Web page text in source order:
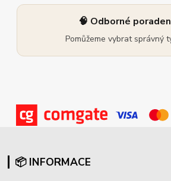
🧠 Odborné
Pomůžeme vybrat správný
📦 INFORMACE